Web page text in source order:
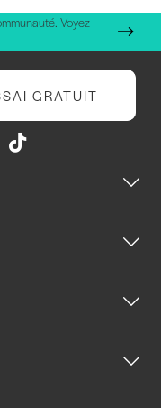
Voyez
GRATUIT